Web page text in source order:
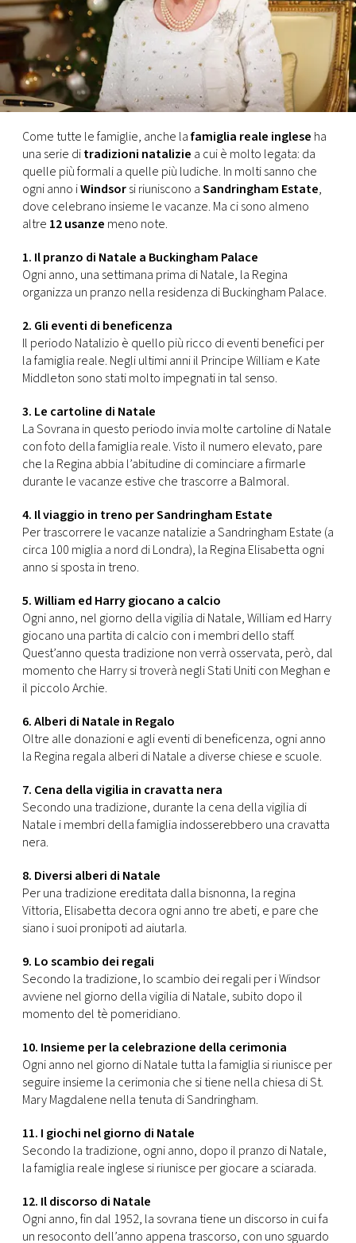
TV
PRINCIPATO
DI
MONACO
RMC
CONSIGLIA
Come tutte le famiglie, anche lafamiglia reale inglese ha
una serie ditradizioni natalizie a cui è molto legata: da
quelle più formali a quelle più ludiche. In molti sanno che
ogni anno iWindsorsi riuniscono aSandringham Estate,
dove celebrano insieme le vacanze. Ma ci sono almeno
altre 12 usanze meno note.
1. Il pranzo di Natale a Buckingham Palace
Ogni anno, una settimana prima di Natale, la Regina
organizza un pranzo nella residenza di Buckingham Palace.
2. Gli eventi di beneficenza
Il periodo Natalizio è quello più ricco di eventi benefici per
la famiglia reale. Negli ultimi anni il Principe William e Kate
Middleton sono stati molto impegnati in tal senso.
3. Le cartoline di Natale
La Sovrana in questo periodo invia molte cartoline di Natale
con foto della famiglia reale. Visto il numero elevato, pare
che la Regina abbia l’abitudine di cominciare a firmarle
durante le vacanze estive che trascorre a Balmoral.
4. Il viaggio in treno per Sandringham Estate
Per trascorrere le vacanze natalizie a Sandringham Estate (a
circa 100 miglia a nord di Londra), la Regina Elisabetta ogni
anno si sposta in treno.
5. William ed Harry giocano a calcio
Ogni anno, nel giorno della vigilia di Natale, William ed Harry
giocano una partita di calcio con i membri dello staff.
Quest’anno questa tradizione non verrà osservata, però, dal
momento che Harry si troverà negli Stati Uniti con Meghan e
il piccolo Archie.
6. Alberi di Natale in Regalo
Oltre alle donazioni e agli eventi di beneficenza, ogni anno
la Regina regala alberi di Natale a diverse chiese e scuole.
7. Cena della vigilia in cravatta nera
Secondo una tradizione, durante la cena della vigilia di
Natale i membri della famiglia indosserebbero una cravatta
nera.
8. Diversi alberi di Natale
Per una tradizione ereditata dalla bisnonna, la regina
Vittoria, Elisabetta decora ogni anno tre abeti, e pare che
siano i suoi pronipoti ad aiutarla.
9. Lo scambio dei regali
Secondo la tradizione, lo scambio dei regali per i Windsor
avviene nel giorno della vigilia di Natale, subito dopo il
momento del tè pomeridiano.
10. Insieme per la celebrazione della cerimonia
Ogni anno nel giorno di Natale tutta la famiglia si riunisce per
seguire insieme la cerimonia che si tiene nella chiesa di St.
Mary Magdalene nella tenuta di Sandringham.
11. I giochi nel giorno di Natale
Secondo la tradizione, ogni anno, dopo il pranzo di Natale,
la famiglia reale inglese si riunisce per giocare a sciarada.
12. Il discorso di Natale
Ogni anno, fin dal 1952, la sovrana tiene un discorso in cui fa
un resoconto dell’anno appena trascorso, con uno sguardo